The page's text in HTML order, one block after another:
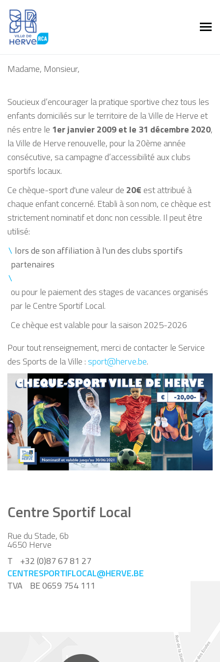
Madame, Monsieur,
Soucieux d’encourager la pratique sportive chez tous les
enfants domiciliés sur le territoire de la Ville de Herve et
nés entre le 1er janvier 2009 et le 31 décembre 2020,
la Ville de Herve renouvelle, pour la 20ème année
consécutive, sa campagne d’accessibilité aux clubs
sportifs locaux.
Ce chèque-sport d'une valeur de 20€ est attribué à
chaque enfant concerné. Etabli à son nom, ce chèque est
strictement nominatif et donc non cessible. Il peut être
utilisé:
lors de son affiliation à l'un des clubs sportifs
partenaires
ou pour le paiement des stages de vacances organisés
par le Centre Sportif Local.
Ce chèque est valable pour la saison 2025-2026
Pour tout renseignement, merci de contacter le Service
des Sports de la Ville : sport@herve.be.
Centre Sportif Local
Rue du Stade, 6b
4650 Herve
T
+32 (0)87 67 81 27
CENTRESPORTIFLOCAL@HERVE.BE
TVA BE 0659 754 111